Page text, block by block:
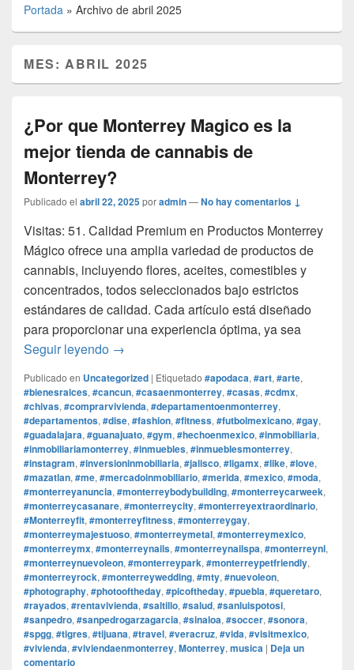
Portada » Archivo de abril 2025
MES: ABRIL 2025
¿Por que Monterrey Magico es la
mejor tienda de cannabis de
Monterrey?
Publicado el abril 22, 2025poradmin—No hay comentarios ↓
Visitas: 51. Calidad Premium en Productos Monterrey
Mágico ofrece una amplia variedad de productos de
cannabis, incluyendo flores, aceites, comestibles y
concentrados, todos seleccionados bajo estrictos
estándares de calidad. Cada artículo está diseñado
para proporcionar una experiencia óptima, ya sea
Seguir leyendo ¿Por que Monterrey Magico es la mejor
→
Publicado en Uncategorized | Etiquetado #apodaca, #art, #arte,
#bienesraices, #cancun, #casaenmonterrey, #casas, #cdmx,
#chivas, #comprarvivienda, #departamentoenmonterrey,
#departamentos, #dise, #fashion, #fitness, #futbolmexicano, #gay,
#guadalajara, #guanajuato, #gym, #hechoenmexico, #inmobiliaria,
#inmobiliariamonterrey, #inmuebles, #inmueblesmonterrey,
#instagram, #inversioninmobiliaria, #jalisco, #ligamx, #like, #love,
#mazatlan, #me, #mercadoinmobiliario, #merida, #mexico, #moda,
#monterreyanuncia, #monterreybodybuilding, #monterreycarweek,
#monterreycasanare, #monterreycity, #monterreyextraordinario,
#Monterreyfit, #monterreyfitness, #monterreygay,
#monterreymajestuoso, #monterreymetal, #monterreymexico,
#monterreymx, #monterreynails, #monterreynailspa, #monterreynl,
#monterreynuevoleon, #monterreypark, #monterreypetfriendly,
#monterreyrock, #monterreywedding, #mty, #nuevoleon,
#photography, #photooftheday, #picoftheday, #puebla, #queretaro,
#rayados, #rentavivienda, #saltillo, #salud, #sanluispotosi,
#sanpedro, #sanpedrogarzagarcia, #sinaloa, #soccer, #sonora,
#spgg, #tigres, #tijuana, #travel, #veracruz, #vida, #visitmexico,
#vivienda, #viviendaenmonterrey, Monterrey, musica | Deja un
comentario